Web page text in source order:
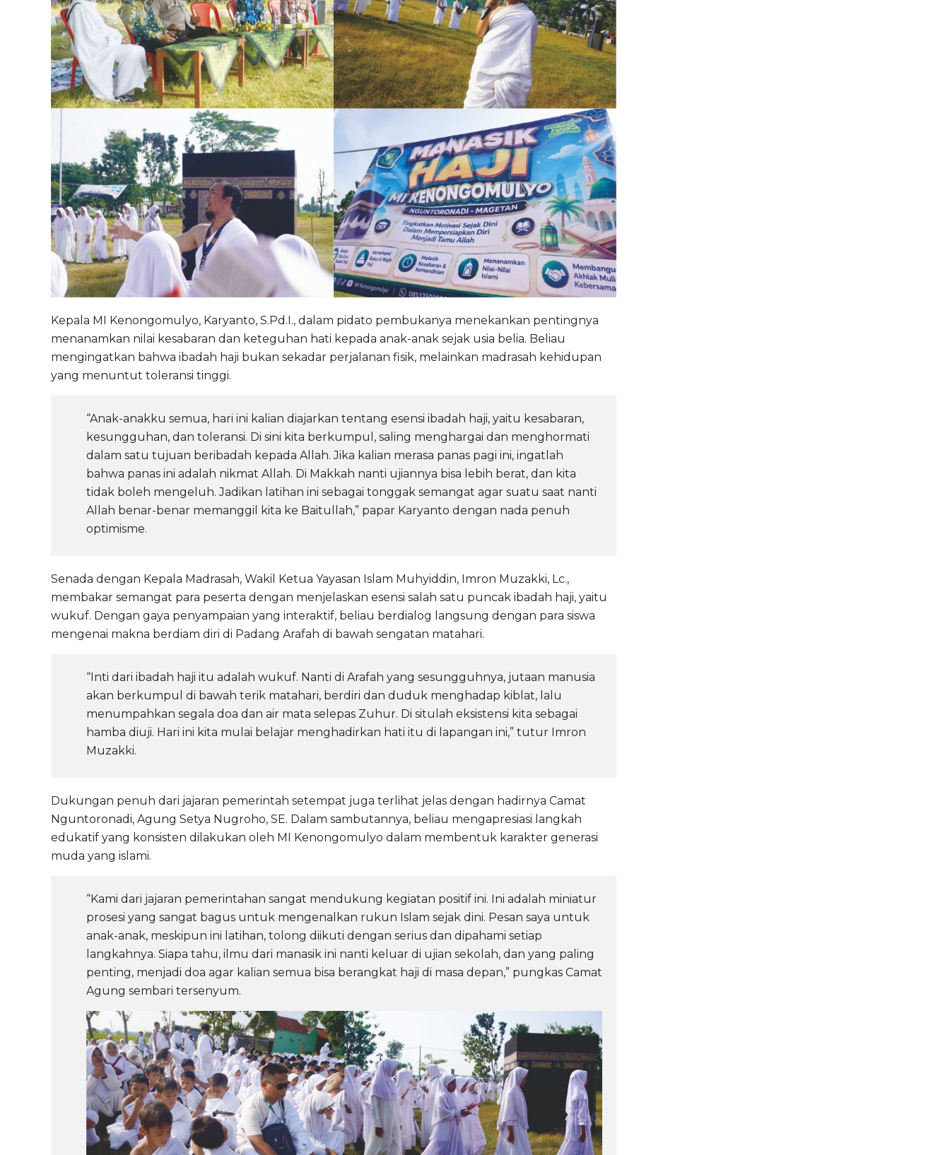
Kepala MI Kenongomulyo, Karyanto, S.Pd.I., dalam pidato pembukanya menekankan pentingnya
menanamkan nilai kesabaran dan keteguhan hati kepada anak-anak sejak usia belia. Beliau
mengingatkan bahwa ibadah haji bukan sekadar perjalanan fisik, melainkan madrasah kehidupan
yang menuntut toleransi tinggi.
“Anak-anakku semua, hari ini kalian diajarkan tentang esensi ibadah haji, yaitu kesabaran,
kesungguhan, dan toleransi. Di sini kita berkumpul, saling menghargai dan menghormati
dalam satu tujuan beribadah kepada Allah. Jika kalian merasa panas pagi ini, ingatlah
bahwa panas ini adalah nikmat Allah. Di Makkah nanti ujiannya bisa lebih berat, dan kita
tidak boleh mengeluh. Jadikan latihan ini sebagai tonggak semangat agar suatu saat nanti
Allah benar-benar memanggil kita ke Baitullah,” papar Karyanto dengan nada penuh
optimisme.
Senada dengan Kepala Madrasah, Wakil Ketua Yayasan Islam Muhyiddin, Imron Muzakki, Lc.,
membakar semangat para peserta dengan menjelaskan esensi salah satu puncak ibadah haji, yaitu
wukuf. Dengan gaya penyampaian yang interaktif, beliau berdialog langsung dengan para siswa
mengenai makna berdiam diri di Padang Arafah di bawah sengatan matahari.
“Inti dari ibadah haji itu adalah wukuf. Nanti di Arafah yang sesungguhnya, jutaan manusia
akan berkumpul di bawah terik matahari, berdiri dan duduk menghadap kiblat, lalu
menumpahkan segala doa dan air mata selepas Zuhur. Di situlah eksistensi kita sebagai
hamba diuji. Hari ini kita mulai belajar menghadirkan hati itu di lapangan ini,” tutur Imron
Muzakki.
Dukungan penuh dari jajaran pemerintah setempat juga terlihat jelas dengan hadirnya Camat
Nguntoronadi, Agung Setya Nugroho, SE. Dalam sambutannya, beliau mengapresiasi langkah
edukatif yang konsisten dilakukan oleh MI Kenongomulyo dalam membentuk karakter generasi
muda yang islami.
“Kami dari jajaran pemerintahan sangat mendukung kegiatan positif ini. Ini adalah miniatur
prosesi yang sangat bagus untuk mengenalkan rukun Islam sejak dini. Pesan saya untuk
anak-anak, meskipun ini latihan, tolong diikuti dengan serius dan dipahami setiap
langkahnya. Siapa tahu, ilmu dari manasik ini nanti keluar di ujian sekolah, dan yang paling
penting, menjadi doa agar kalian semua bisa berangkat haji di masa depan,” pungkas Camat
Agung sembari tersenyum.